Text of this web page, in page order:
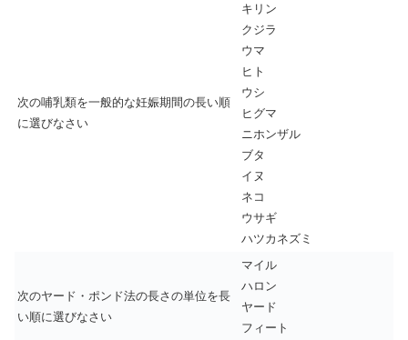
次の哺乳類を一般的な妊娠期間の長い順
に選びなさい
キリン
クジラ
ウマ
ヒト
ウシ
ヒグマ
ニホンザル
ブタ
イヌ
ネコ
ウサギ
ハツカネズミ
次のヤード・ポンド法の長さの単位を長
い順に選びなさい
マイル
ハロン
ヤード
フィート